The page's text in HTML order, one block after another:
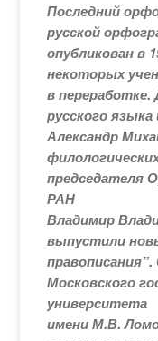
Последний
русской
опубликован в
некоторых
в
русского
Александр
председателя
РАН
Владимир
выпустили
Московского
университета
имени М.В.